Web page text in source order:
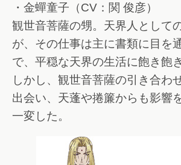
・金蟬童子（CV：関 俊彦）
観世音菩薩の甥。天界人として
が、その仕事は主に書類に目を
で、平穏な天界の生活に飽き飽
しかし、観世音菩薩の引き合わ
出会い、天蓬や捲簾からも影響
一変した。